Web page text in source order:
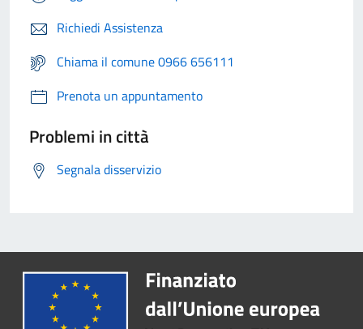
Richiedi Assistenza
Chiama il comune 0966 656111
Prenota un appuntamento
Problemi in città
Segnala disservizio